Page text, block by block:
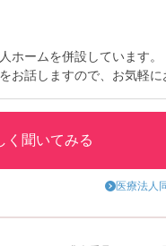
ホームを併設しています
お話しますので、お気軽に
く聞いてみる
医療法人